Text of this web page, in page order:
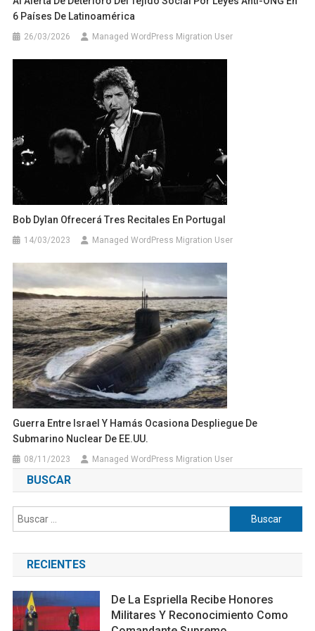
6 Países De Latinoamérica
26/03/2026 Managed WordPress Migration User
Bob Dylan Ofrecerá Tres Recitales En Portugal
14/03/2023 Managed WordPress Migration User
Guerra Entre Israel Y Hamás Ocasiona Despliegue De
Submarino Nuclear De EE.UU.
08/11/2023 Managed WordPress Migration User
BUSCAR
Buscar:
RECIENTES
De La Espriella Recibe Honores
Militares Y Reconocimiento Como